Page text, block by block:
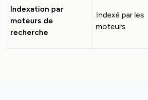
Indexation par
moteurs de
recherche
Indexé par les
moteurs